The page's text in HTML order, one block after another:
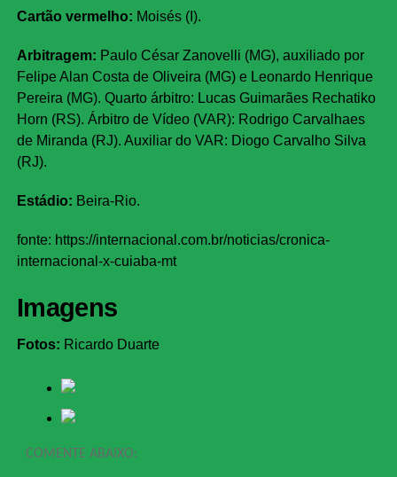
Cartão vermelho: Moisés (I).
Arbitragem: Paulo César Zanovelli (MG), auxiliado por
Felipe Alan Costa de Oliveira (MG) e Leonardo Henrique
Pereira (MG). Quarto árbitro: Lucas Guimarães Rechatiko
Horn (RS). Árbitro de Vídeo (VAR): Rodrigo Carvalhaes
de Miranda (RJ). Auxiliar do VAR: Diogo Carvalho Silva
(RJ).
Estádio: Beira-Rio.
fonte: https://internacional.com.br/noticias/cronica-
internacional-x-cuiaba-mt
Imagens
Fotos: Ricardo Duarte
COMENTE ABAIXO: